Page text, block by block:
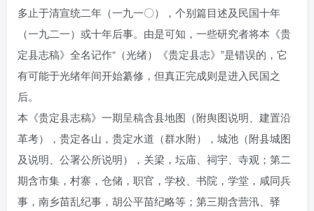
多止于清宣统二年（一九一〇），个别篇目述及民国十年
（一九二一）或十年后事。由是可知，一些研究者将本《贵
定县志稿》全名记作“（光绪）《贵定县志》”是错误的，它
有可能于光绪年间开始纂修，但真正完成则是进入民国之
后。
本《贵定县志稿》一期呈稿含县地图（附舆图说明、建置沿
革考），贵定各山，贵定水道（群水附），城池（附县城图
及说明、公署公所说明），关梁，坛庙、祠宇、寺观；第二
期含市集，村寨，仓储，职官，学校、书院，学堂，咸同兵
事，南乡苗乱纪事，胡公平苗纪略等；第三期含营汛、驿